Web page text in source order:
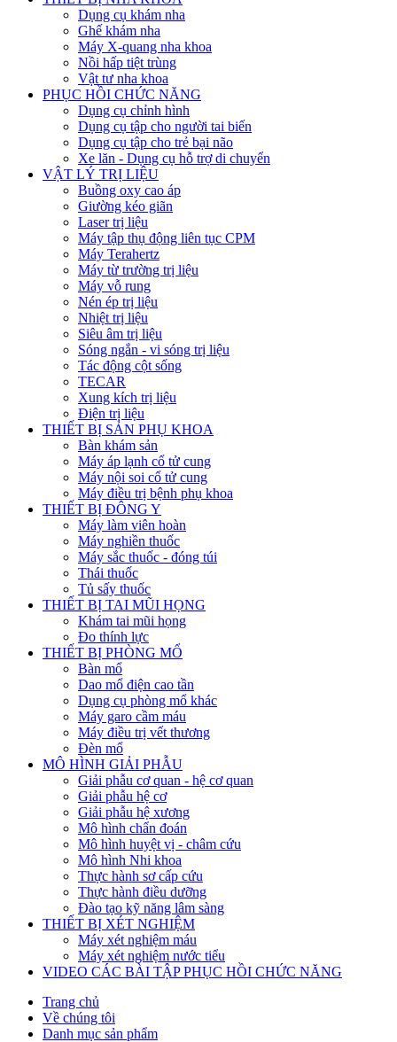
Dụng cụ khám nha
Ghế khám nha
Máy X-quang nha khoa
Nồi hấp tiệt trùng
Vật tư nha khoa
PHỤC HỒI CHỨC NĂNG
Dụng cụ chỉnh hình
Dụng cụ tập cho người tai biến
Dụng cụ tập cho trẻ bại não
Xe lăn - Dụng cụ hỗ trợ di chuyển
VẬT LÝ TRỊ LIỆU
Buồng oxy cao áp
Giường kéo giãn
Laser trị liệu
Máy tập thụ động liên tục CPM
Máy Terahertz
Máy từ trường trị liệu
Máy vỗ rung
Nén ép trị liệu
Nhiệt trị liệu
Siêu âm trị liệu
Sóng ngắn - vi sóng trị liệu
Tác động cột sống
TECAR
Xung kích trị liệu
Điện trị liệu
THIẾT BỊ SẢN PHỤ KHOA
Bàn khám sản
Máy áp lạnh cổ tử cung
Máy nội soi cổ tử cung
Máy điều trị bệnh phụ khoa
THIẾT BỊ ĐÔNG Y
Máy làm viên hoàn
Máy nghiền thuốc
Máy sắc thuốc - đóng túi
Thái thuốc
Tủ sấy thuốc
THIẾT BỊ TAI MŨI HỌNG
Khám tai mũi họng
Đo thính lực
THIẾT BỊ PHÒNG MỔ
Bàn mổ
Dao mổ điện cao tần
Dụng cụ phòng mổ khác
Máy garo cầm máu
Máy điều trị vết thương
Đèn mổ
MÔ HÌNH GIẢI PHẪU
Giải phẫu cơ quan - hệ cơ quan
Giải phẫu hệ cơ
Giải phẫu hệ xương
Mô hình chẩn đoán
Mô hình huyệt vị - châm cứu
Mô hình Nhi khoa
Thực hành sơ cấp cứu
Thực hành điều dưỡng
Đào tạo kỹ năng lâm sàng
THIẾT BỊ XÉT NGHIỆM
Máy xét nghiệm máu
Máy xét nghiệm nước tiểu
VIDEO CÁC BÀI TẬP PHỤC HỒI CHỨC NĂNG
Trang chủ
Về chúng tôi
Danh mục sản phẩm